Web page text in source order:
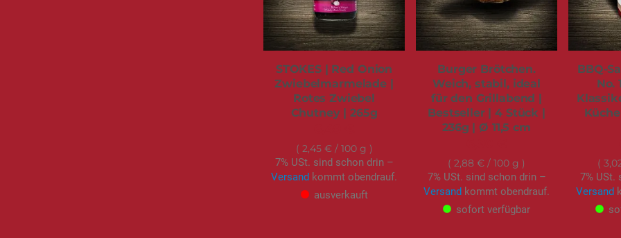
STOKES | Red Onion
Zwiebelmarmelade |
Rotes Zwiebel
Chutney | 265g
2,45 €/ 100 g
7% USt. sind schon drin –
Versand kommt obendrauf.
ausverkauft
Burger Brötchen.
Weich, stabil, ideal
für den Grillabend |
Bestseller | 4 Stück |
236g | Ø 11,5 cm
2,88 € / 100 g
7% USt. sind schon drin –
Versand kommt obendrauf.
sofort verfügbar
BBQ-
No.
7% USt.
Versand